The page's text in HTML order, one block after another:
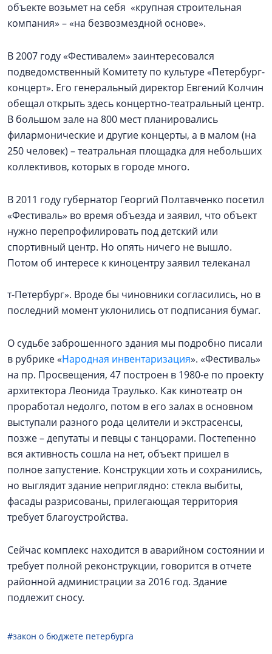
объекте возьмет на себя «крупная строительная
компания» – «на безвозмездной основе».
В 2007 году «Фестивалем» заинтересовался
подведомственный Комитету по культуре «Петербург-
концерт». Его генеральный директор Евгений Колчин
обещал открыть здесь концертно-театральный центр.
В большом зале на 800 мест планировались
филармонические и другие концерты, а в малом (на
250 человек) – театральная площадка для небольших
коллективов, которых в городе много.
В 2011 году губернатор Георгий Полтавченко посетил
«Фестиваль» во время объезда и заявил, что объект
нужно перепрофилировать под детский или
спортивный центр. Но опять ничего не вышло.
Потом об интересе к киноцентру заявил телеканал
т-Петербург». Вроде бы чиновники согласились, но в
последний момент уклонились от подписания бумаг.
О судьбе заброшенного здания мы подробно писали
в рубрике «Народная инвентаризация». «Фестиваль»
на пр. Просвещения, 47 построен в 1980-е по проекту
архитектора Леонида Траулько. Как кинотеатр он
проработал недолго, потом в его залах в основном
выступали разного рода целители и экстрасенсы,
позже – депутаты и певцы с танцорами. Постепенно
вся активность сошла на нет, объект пришел в
полное запустение. Конструкции хоть и сохранились,
но выглядит здание неприглядно: стекла выбиты,
фасады разрисованы, прилегающая территория
требует благоустройства.
Сейчас комплекс находится в аварийном состоянии и
требует полной реконструкции, говорится в отчете
районной администрации за 2016 год. Здание
подлежит сносу.
#закон о бюджете петербурга